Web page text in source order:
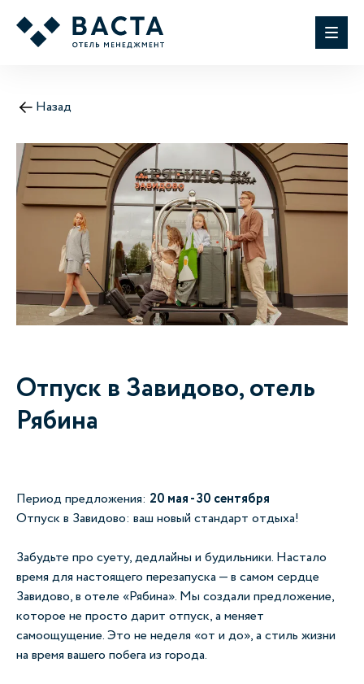
Назад
Отпуск в Завидово, отель
Рябина
Период предложения: 20 мая - 30 сентября
Отпуск в Завидово: ваш новый стандарт отдыха!
Забудьте про суету, дедлайны и будильники. Настало
время для настоящего перезапуска — в самом сердце
Завидово, в отеле «Рябина». Мы создали предложение,
которое не просто дарит отпуск, а меняет
самоощущение. Это не неделя «от и до», а стиль жизни
на время вашего побега из города.